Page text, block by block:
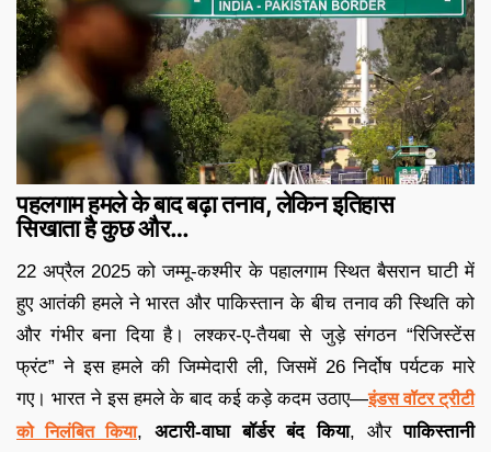
पहलगाम हमले के बाद बढ़ा तनाव, लेकिन इतिहास
सिखाता है कुछ और…
22 अप्रैल 2025 को जम्मू-कश्मीर के पहालगाम स्थित बैसरान घाटी में
हुए आतंकी हमले ने भारत और पाकिस्तान के बीच तनाव की स्थिति को
और गंभीर बना दिया है। लश्कर-ए-तैयबा से जुड़े संगठन “रिजिस्टेंस
फ्रंट” ने इस हमले की जिम्मेदारी ली, जिसमें 26 निर्दोष पर्यटक मारे
गए। भारत ने इस हमले के बाद कई कड़े कदम उठाए—इंडस वॉटर ट्रीटी
को निलंबित किया, अटारी-वाघा बॉर्डर बंद किया, औरपाकिस्तानी